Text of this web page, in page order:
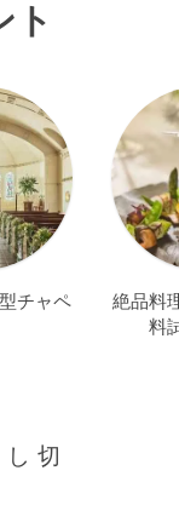
ト
チャペ
絶品料
料
切